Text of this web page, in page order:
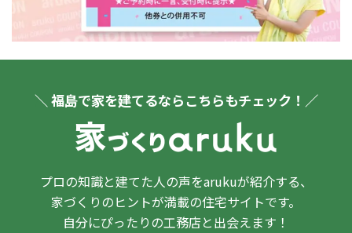
＼ 福島で家を建てるならこちらもチェック！／
プロの知識と建てた人の声をarukuが紹介する、
家づくりのヒントが満載の住宅サイトです。
自分にぴったりの工務店と出会えます！